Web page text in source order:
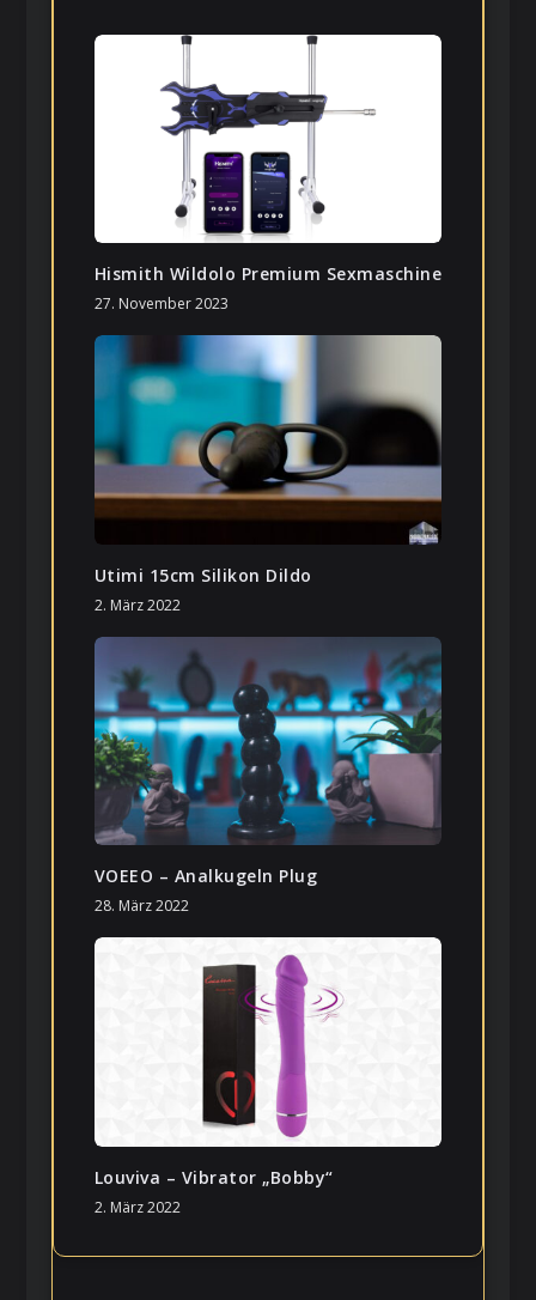
Hismith Wildolo Premium Sexmaschine
27. November 2023
Utimi 15cm Silikon Dildo
2. März 2022
VOEEO – Analkugeln Plug
28. März 2022
Louviva – Vibrator „Bobby“
2. März 2022